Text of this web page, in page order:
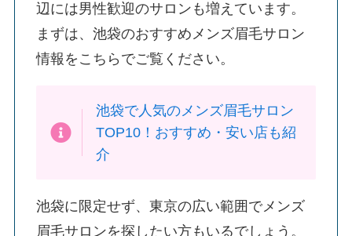
辺には男性歓迎のサロンも増えています。
まずは、池袋のおすすめメンズ眉毛サロン
情報をこちらでご覧ください。
池袋で人気のメンズ眉毛サロン
TOP10！おすすめ・安い店も紹
介
池袋に限定せず、東京の広い範囲でメンズ
眉毛サロンを探したい方もいるでしょう。